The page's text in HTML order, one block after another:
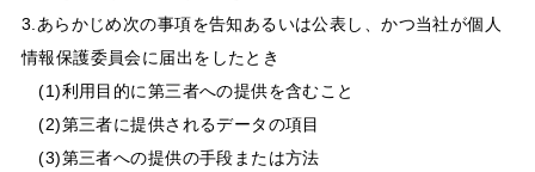
3.あらかじめ次の事項を告知あるいは公表し、かつ当社が個人
情報保護委員会に届出をしたとき
(1)利用目的に第三者への提供を含むこと
(2)第三者に提供されるデータの項目
(3)第三者への提供の手段または方法